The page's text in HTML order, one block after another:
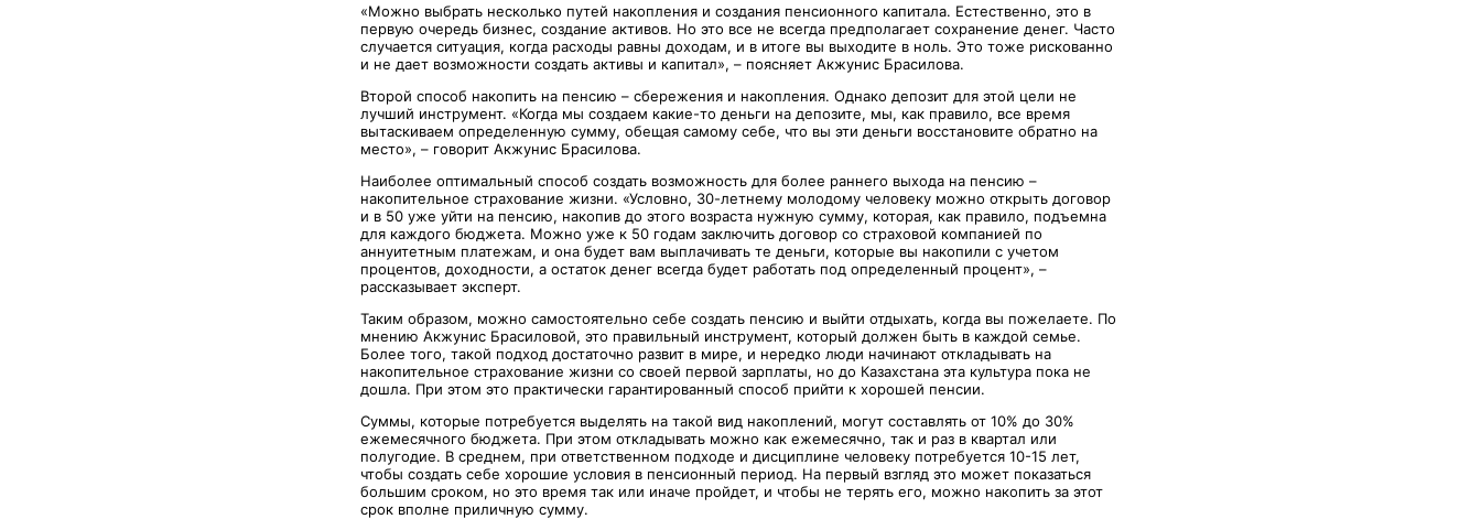
«Можно выбрать несколько путей накопления и создания пенсионного капитала. Естественно, это в
первую очередь бизнес, создание активов. Но это все не всегда предполагает сохранение денег. Часто
случается ситуация, когда расходы равны доходам, и в итоге вы выходите в ноль. Это тоже рискованно
и не дает возможности создать активы и капитал», – поясняет Акжунис Брасилова.
Второй способ накопить на пенсию – сбережения и накопления. Однако депозит для этой цели не
лучший инструмент. «Когда мы создаем какие-то деньги на депозите, мы, как правило, все время
вытаскиваем определенную сумму, обещая самому себе, что вы эти деньги восстановите обратно на
место», – говорит Акжунис Брасилова.
Наиболее оптимальный способ создать возможность для более раннего выхода на пенсию –
накопительное страхование жизни. «Условно, 30-летнему молодому человеку можно открыть договор
и в 50 уже уйти на пенсию, накопив до этого возраста нужную сумму, которая, как правило, подъемна
для каждого бюджета. Можно уже к 50 годам заключить договор со страховой компанией по
аннуитетным платежам, и она будет вам выплачивать те деньги, которые вы накопили с учетом
процентов, доходности, а остаток денег всегда будет работать под определенный процент», –
рассказывает эксперт.
Таким образом, можно самостоятельно себе создать пенсию и выйти отдыхать, когда вы пожелаете. По
мнению Акжунис Брасиловой, это правильный инструмент, который должен быть в каждой семье.
Более того, такой подход достаточно развит в мире, и нередко люди начинают откладывать на
накопительное страхование жизни со своей первой зарплаты, но до Казахстана эта культура пока не
дошла. При этом это практически гарантированный способ прийти к хорошей пенсии.
Суммы, которые потребуется выделять на такой вид накоплений, могут составлять от 10% до 30%
ежемесячного бюджета. При этом откладывать можно как ежемесячно, так и раз в квартал или
полугодие. В среднем, при ответственном подходе и дисциплине человеку потребуется 10-15 лет,
чтобы создать себе хорошие условия в пенсионный период. На первый взгляд это может показаться
большим сроком, но это время так или иначе пройдет, и чтобы не терять его, можно накопить за этот
срок вполне приличную сумму.